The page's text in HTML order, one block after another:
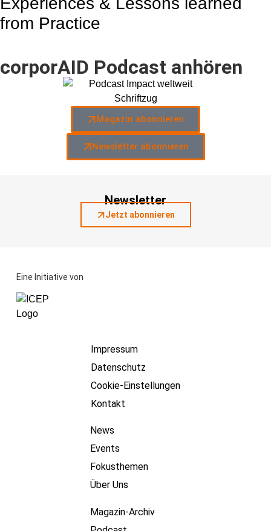
from Practice
corporAID Podcast anhören
Magazin abonnieren
Newsletter abonnieren
Newsletter
Jetzt abonnieren
Eine Initiative von
Impressum
Datenschutz
Cookie-Einstellungen
Kontakt
News
Events
Fokusthemen
Über Uns
Magazin-Archiv